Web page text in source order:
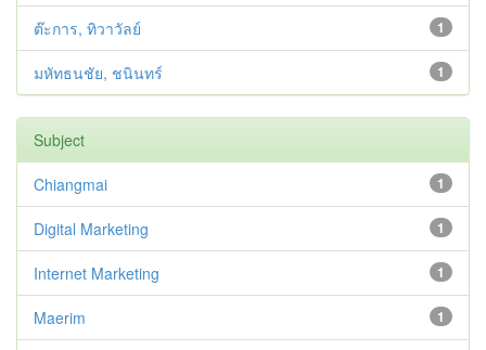
1
ต๊ะการ, ทิวาวัลย์
1
มหัทธนชัย, ชนินทร์
Subject
1
Chiangmai
1
Digital Marketing
1
Internet Marketing
1
Maerim